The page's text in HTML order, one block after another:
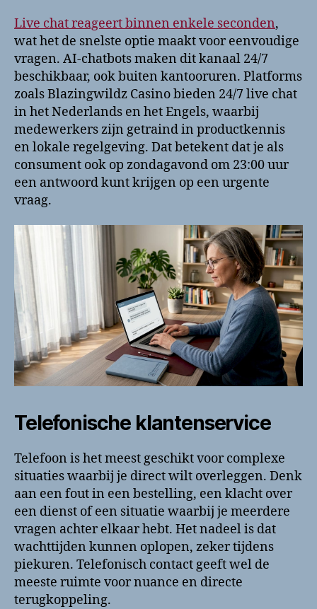
Live chat reageert binnen enkele seconden,
wat het de snelste optie maakt voor eenvoudige
vragen. AI-chatbots maken dit kanaal 24/7
beschikbaar, ook buiten kantooruren. Platforms
zoals Blazingwildz Casino bieden 24/7 live chat
in het Nederlands en het Engels, waarbij
medewerkers zijn getraind in productkennis
en lokale regelgeving. Dat betekent dat je als
consument ook op zondagavond om 23:00 uur
een antwoord kunt krijgen op een urgente
vraag.
Telefonische klantenservice
Telefoon is het meest geschikt voor complexe
situaties waarbij je direct wilt overleggen. Denk
aan een fout in een bestelling, een klacht over
een dienst of een situatie waarbij je meerdere
vragen achter elkaar hebt. Het nadeel is dat
wachttijden kunnen oplopen, zeker tijdens
piekuren. Telefonisch contact geeft wel de
meeste ruimte voor nuance en directe
terugkoppeling.